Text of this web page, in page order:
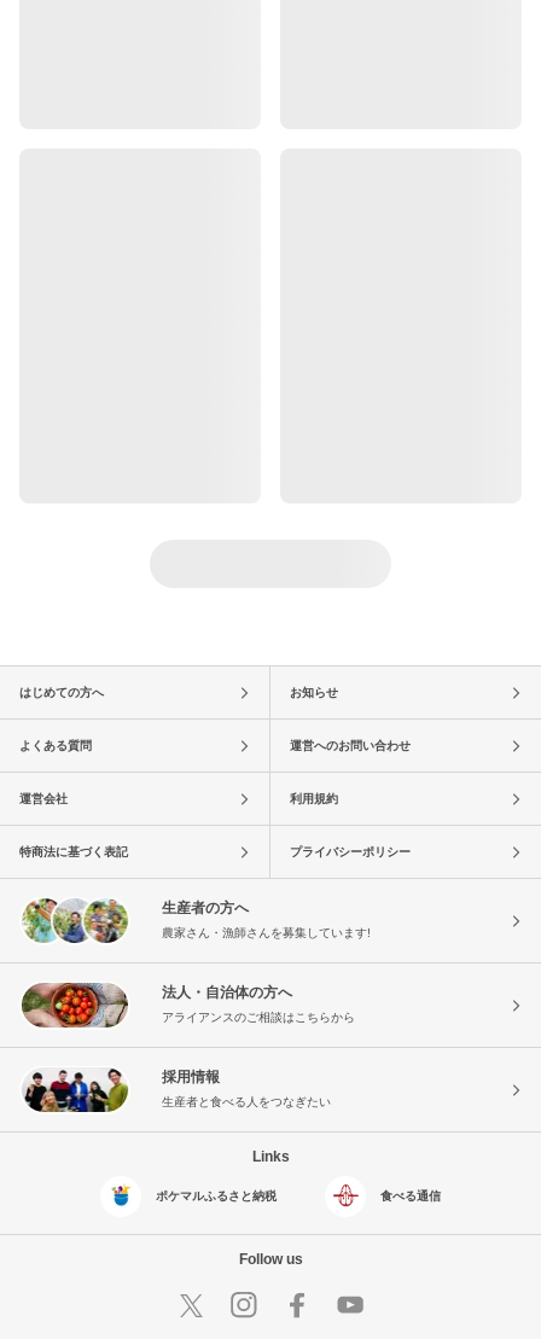
はじめての方へ お知らせ
よくある質問 運営へのお問い合わせ
運営会社 利用規約
特商法に基づく表記 プライバシーポリシー
生産者の方へ
農家さん・漁師さんを募集しています!
法人・自治体の方へ
アライアンスのご相談はこちらから
採用情報
生産者と食べる人をつなぎたい
Links
ポケマルふるさと納税 食べる通信
Follow us